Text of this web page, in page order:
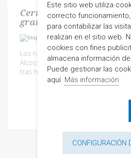
Cerramos Semana
gran nivel de ocupación
Los números de ocupación de la
Alcossebre registran mejoras
tras haber superado el 90% de
Este sitio web utiliza
correcto
para contabilizar las
realizan en el sitio web.
cookies con fines
almacena información
Puede gestionar las
aquí. Más información
CONFIGURACIÓN